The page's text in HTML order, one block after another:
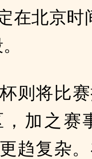
在北京时
则将比
加之赛
趋复杂